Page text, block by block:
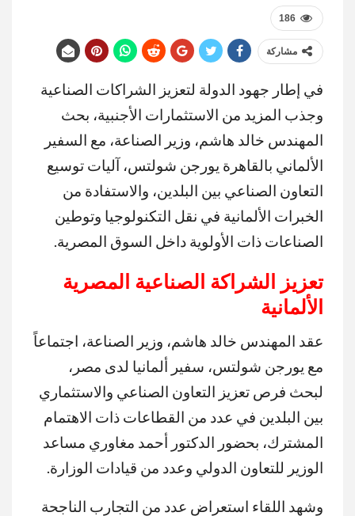
186
مشاركة
في إطار جهود الدولة لتعزيز الشراكات الصناعية
وجذب المزيد من الاستثمارات الأجنبية، بحث
المهندس خالد هاشم، وزير الصناعة، مع السفير
الألماني بالقاهرة يورجن شولتس، آليات توسيع
التعاون الصناعي بين البلدين، والاستفادة من
الخبرات الألمانية في نقل التكنولوجيا وتوطين
الصناعات ذات الأولوية داخل السوق المصرية.
تعزيز الشراكة الصناعية المصرية
الألمانية
عقد المهندس خالد هاشم، وزير الصناعة، اجتماعاً
مع يورجن شولتس، سفير ألمانيا لدى مصر،
لبحث فرص تعزيز التعاون الصناعي والاستثماري
بين البلدين في عدد من القطاعات ذات الاهتمام
المشترك، بحضور الدكتور أحمد مغاوري مساعد
الوزير للتعاون الدولي وعدد من قيادات الوزارة.
وشهد اللقاء استعراض عدد من التجارب الناجحة